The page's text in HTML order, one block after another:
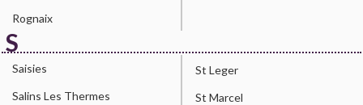
Rognaix
S
Saisies
Salins Les Thermes
St Leger
St Marcel